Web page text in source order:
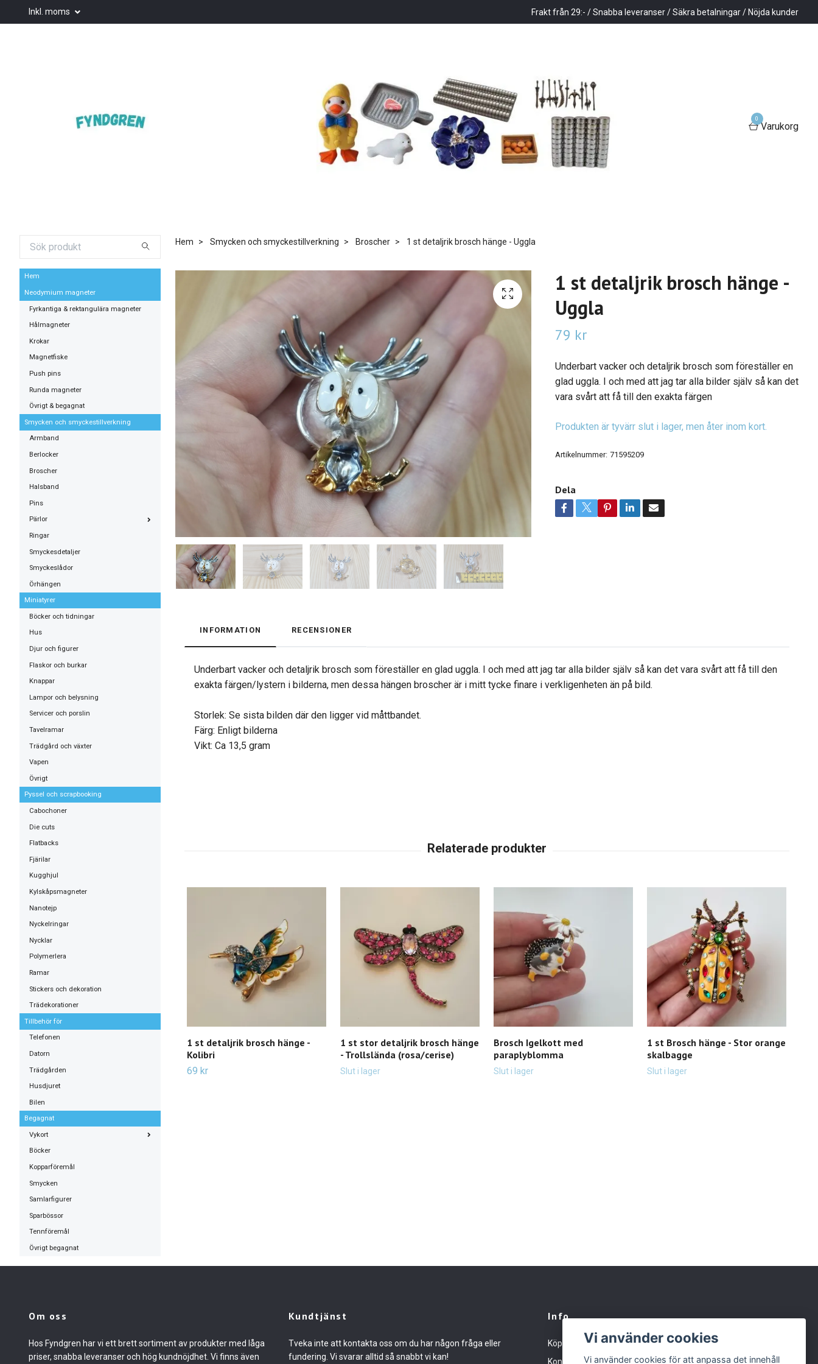
Inkl. moms Frakt från 29:- / Snabba leveranser / Säkra betalningar / Nöjda kunder
0
Varukorg
Hem
Neodymium magneter
Fyrkantiga & rektangulära magneter
Hålmagneter
Krokar
Magnetfiske
Push pins
Runda magneter
Övrigt & begagnat
Smycken och smyckestillverkning
Armband
Berlocker
Broscher
Halsband
Pins
Pärlor
Ringar
Smyckesdetaljer
Smyckeslådor
Örhängen
Miniatyrer
Böcker och tidningar
Hus
Djur och figurer
Flaskor och burkar
Knappar
Lampor och belysning
Servicer och porslin
Tavelramar
Trädgård och växter
Vapen
Övrigt
Pyssel och scrapbooking
Cabochoner
Die cuts
Flatbacks
Fjärilar
Kugghjul
Kylskåpsmagneter
Nanotejp
Nyckelringar
Nycklar
Polymerlera
Ramar
Stickers och dekoration
Trädekorationer
Tillbehör för
Telefonen
Datorn
Trädgården
Husdjuret
Bilen
Begagnat
Vykort
Böcker
Kopparföremål
Smycken
Samlarfigurer
Sparbössor
Tennföremål
Övrigt begagnat
Hem Smycken och smyckestillverkning Broscher 1 st detaljrik brosch hänge - Uggla
1 st detaljrik brosch hänge -
Uggla
79 kr
Underbart vacker och detaljrik brosch som föreställer en
glad uggla. I och med att jag tar alla bilder själv så kan det
vara svårt att få till den exakta färgen
Produkten är tyvärr slut i lager, men åter inom kort.
Artikelnummer: 71595209
Dela
INFORMATION RECENSIONER
Underbart vacker och detaljrik brosch som föreställer en glad uggla. I och med att jag tar alla bilder själv så kan det vara svårt att få till den
exakta färgen/lystern i bilderna, men dessa hängen broscher är i mitt tycke finare i verkligenheten än på bild.
Storlek: Se sista bilden där den ligger vid måttbandet.
Färg: Enligt bilderna
Vikt: Ca 13,5 gram
1 st detaljrik brosch hänge -
Kolibri
69 kr
1 st stor detaljrik brosch hänge
- Trollslända (rosa/cerise)
Slut i lager
Brosch Igelkott med
paraplyblomma
Slut i lager
1 st Brosch hänge - Stor orange
skalbagge
Slut i lager
Om oss
Hos Fyndgren har vi ett brett sortiment av produkter med låga
priser, snabba leveranser och hög kundnöjdhet. Vi finns även
Kundtjänst
Tveka inte att kontakta oss om du har någon fråga eller
fundering. Vi svarar alltid så snabbt vi kan!
Info
Köpvillkor
Kontakt
Vi använder cookies
Vi använder cookies för att anpassa det innehåll